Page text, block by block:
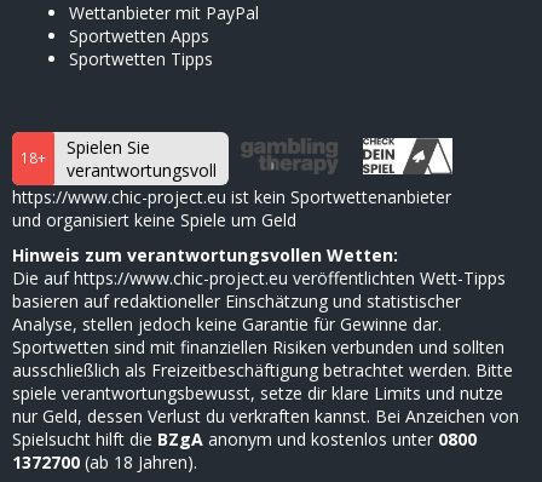
Wettanbieter mit PayPal
Sportwetten Apps
Sportwetten Tipps
18+
Spielen Sie
verantwortungsvoll
https://www.chic-project.eu ist kein Sportwettenanbieter
und organisiert keine Spiele um Geld
Hinweis zum verantwortungsvollen Wetten:
Die auf https://www.chic-project.eu veröffentlichten Wett-Tipps
basieren auf redaktioneller Einschätzung und statistischer
Analyse, stellen jedoch keine Garantie für Gewinne dar.
Sportwetten sind mit finanziellen Risiken verbunden und sollten
ausschließlich als Freizeitbeschäftigung betrachtet werden. Bitte
spiele verantwortungsbewusst, setze dir klare Limits und nutze
nur Geld, dessen Verlust du verkraften kannst. Bei Anzeichen von
Spielsucht hilft die BZgA anonym und kostenlos unter 0800
1372700 (ab 18 Jahren).